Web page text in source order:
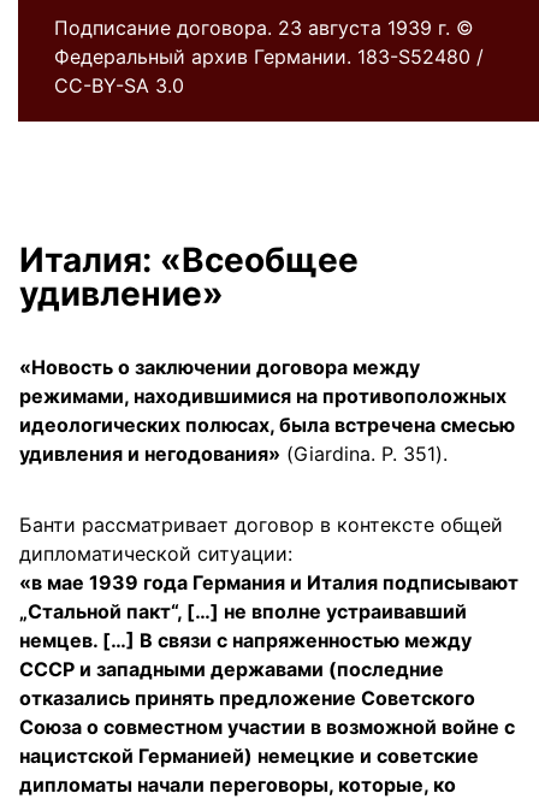
Подписание договора. 23 августа 1939 г. ©
Федеральный архив Германии. 183-S52480 /
CC-BY-SA 3.0
Италия: «Всеобщее
удивление»
«Новость о заключении договора между
режимами, находившимися на противоположных
идеологических полюсах, была встречена смесью
удивления и негодования» (Giardina. P. 351).
Банти рассматривает договор в контексте общей
дипломатической ситуации:
«в мае 1939 года Германия и Италия подписывают
„Стальной пакт“, […] не вполне устраивавший
немцев. […] В связи с напряженностью между
СССР и западными державами (последние
отказались принять предложение Советского
Союза о совместном участии в возможной войне с
нацистской Германией) немецкие и советские
дипломаты начали переговоры, которые, ко